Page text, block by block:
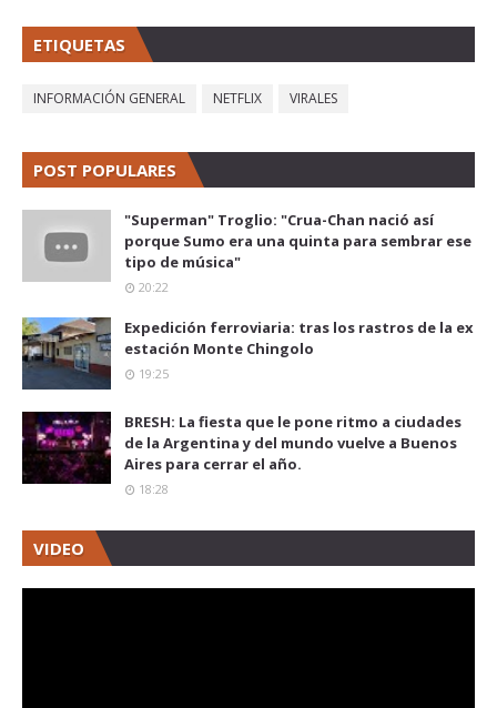
ETIQUETAS
INFORMACIÓN GENERAL NETFLIX VIRALES
POST POPULARES
"Superman" Troglio: "Crua-Chan nació así
porque Sumo era una quinta para sembrar ese
tipo de música"
20:22
Expedición ferroviaria: tras los rastros de la ex
estación Monte Chingolo
19:25
BRESH: La fiesta que le pone ritmo a ciudades
de la Argentina y del mundo vuelve a Buenos
Aires para cerrar el año.
18:28
VIDEO